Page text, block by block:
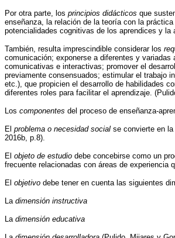
Por otra parte, los principios didácticos que
enseñanza, la relación de la teoría con la
potencialidades cognitivas de los aprendices y
También, resulta imprescindible considerar los
comunicación; exponerse a diferentes y
comunicativas e interactivas; promover el
previamente consensuados; estimular el trabajo
etc.), que propicien el desarrollo de habilidades
diferentes roles para facilitar el aprendizaje.
Los componentes del proceso de enseñanza-
El problema o necesidad social se convierte en
2016b, p.8).
El objeto de estudio debe concebirse como un
frecuente relacionadas con áreas de experiencia
El objetivo debe tener en cuenta las siguientes
La dimensión instructiva
La dimensión educativa